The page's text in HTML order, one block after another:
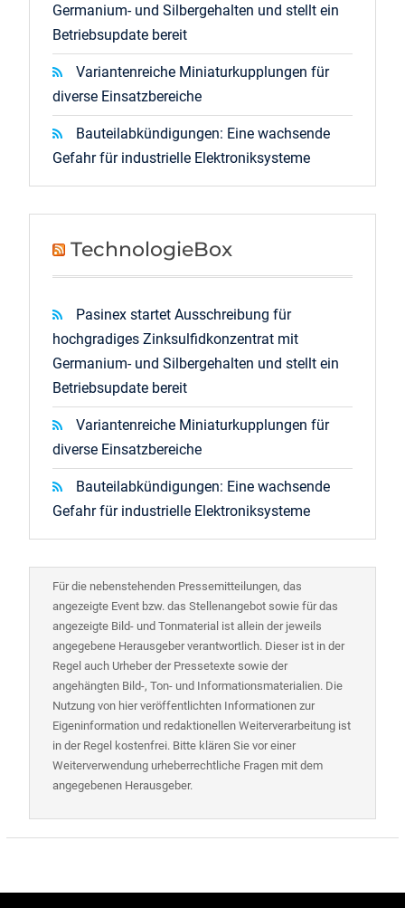
Germanium- und Silbergehalten und stellt ein
Betriebsupdate bereit
Variantenreiche Miniaturkupplungen für
diverse Einsatzbereiche
Bauteilabkündigungen: Eine wachsende
Gefahr für industrielle Elektroniksysteme
TechnologieBox
Pasinex startet Ausschreibung für
hochgradiges Zinksulfidkonzentrat mit
Germanium- und Silbergehalten und stellt ein
Betriebsupdate bereit
Variantenreiche Miniaturkupplungen für
diverse Einsatzbereiche
Bauteilabkündigungen: Eine wachsende
Gefahr für industrielle Elektroniksysteme
Für die nebenstehenden Pressemitteilungen, das
angezeigte Event bzw. das Stellenangebot sowie für das
angezeigte Bild- und Tonmaterial ist allein der jeweils
angegebene Herausgeber verantwortlich. Dieser ist in der
Regel auch Urheber der Pressetexte sowie der
angehängten Bild-, Ton- und Informationsmaterialien. Die
Nutzung von hier veröffentlichten Informationen zur
Eigeninformation und redaktionellen Weiterverarbeitung ist
in der Regel kostenfrei. Bitte klären Sie vor einer
Weiterverwendung urheberrechtliche Fragen mit dem
angegebenen Herausgeber.